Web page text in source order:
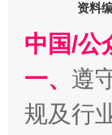
资料
中国/公
一、 遵
规及行